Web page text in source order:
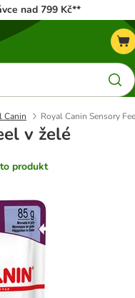
nad 799 Kč**
Canin Royal Canin Sensory
v želé
produkt